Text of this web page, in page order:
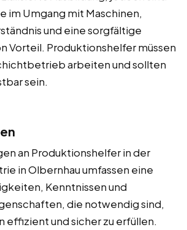
im Umgang mit Maschinen,
und eine sorgfältige
Vorteil. Produktionshelfer müssen
arbeiten und sollten
sein.
an Produktionshelfer in der
in Olbernhau umfassen eine
Kenntnissen und
die notwendig sind,
effizient und sicher zu erfüllen.